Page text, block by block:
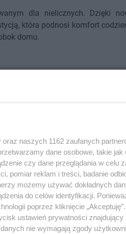
dla nielicznych. Dzięki
która podnosi komfort
domu.
oraz naszych 1162 zaufanych
dane osobowe, takie
czy dane przeglądania w celu
pomiar reklam i treści, badanie
możemy używać dokładnych
do celów identyfikacji.
poprzez kliknięcie
ustawień prywatności
nie wymagają zgody